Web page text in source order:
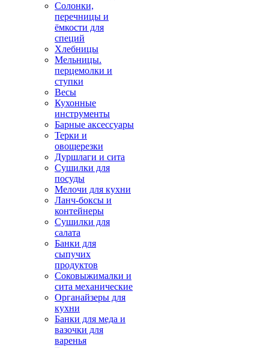
Солонки,
перечницы и
ёмкости для
специй
Хлебницы
Мельницы.
перцемолки и
ступки
Весы
Кухонные
инструменты
Барные аксессуары
Терки и
овощерезки
Дуршлаги и сита
Сушилки для
посуды
Мелочи для кухни
Ланч-боксы и
контейнеры
Сушилки для
салата
Банки для
сыпучих
продуктов
Соковыжималки и
сита механические
Органайзеры для
кухни
Банки для меда и
вазочки для
варенья